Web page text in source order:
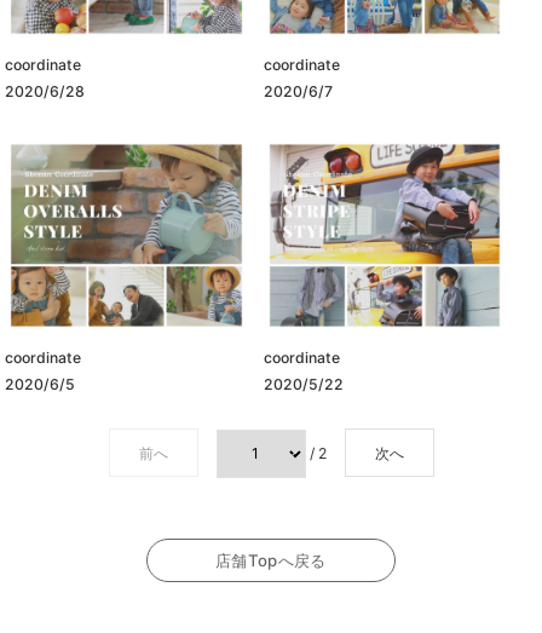
coordinate
2020/6/28
coordinate
2020/6/7
coordinate
2020/6/5
coordinate
2020/5/22
前へ / 2 次へ
店舗Topへ戻る